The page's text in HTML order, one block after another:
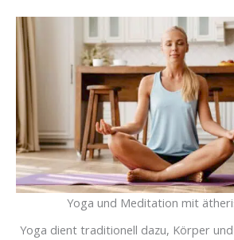
Yoga und Meditation mit
Yoga dient traditionell dazu, Körper und